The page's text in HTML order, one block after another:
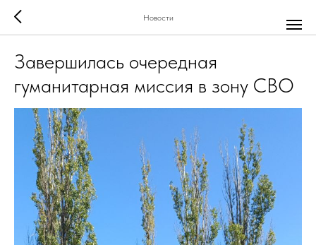
Новости
Завершилась очередная
гуманитарная миссия в зону СВО